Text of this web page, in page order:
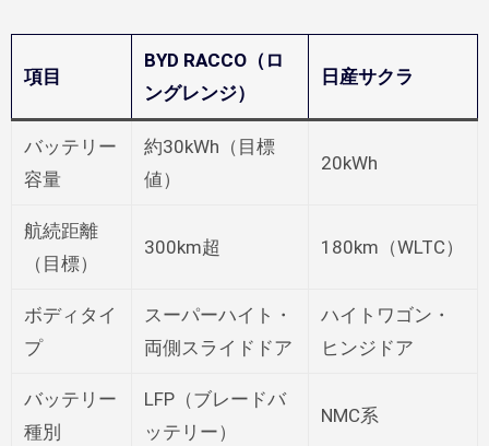
項目
BYD RACCO（ロ
ングレンジ）
日産サクラ
バッテリー
容量
約30kWh（目標
値）
20kWh
航続距離
（目標）
300km超 180km（WLTC）
ボディタイ
プ
スーパーハイト・
両側スライドドア
ハイトワゴン・
ヒンジドア
バッテリー
種別
LFP（ブレードバ
ッテリー）
NMC系